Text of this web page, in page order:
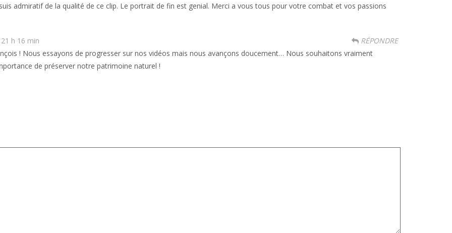
admiratif de la qualité de ce clip. Le portrait de fin est genial. Merci a vous tous pour votre combat et vos passions
h 16 min
RÉPONDRE
! Nous essayons de progresser sur nos vidéos mais nous avançons doucement… Nous souhaitons vraiment
de préserver notre patrimoine naturel !